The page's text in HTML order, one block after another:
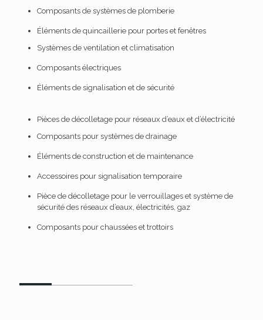
Composants de systèmes de plomberie
Éléments de quincaillerie pour portes et fenêtres
Systèmes de ventilation et climatisation
Composants électriques
Éléments de signalisation et de sécurité
Pièces de décolletage pour réseaux d’eaux et d’électricité
Composants pour systèmes de drainage
Éléments de construction et de maintenance
Accessoires pour signalisation temporaire
Pièce de décolletage pour le verrouillages et système de
sécurité des réseaux d’eaux, électricités, gaz
Composants pour chaussées et trottoirs